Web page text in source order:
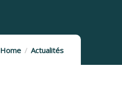
Home Actualités